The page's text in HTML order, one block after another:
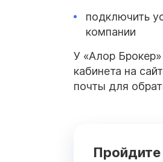
подключить
компании
У «Алор
кабинета на
почты для
Пройдите